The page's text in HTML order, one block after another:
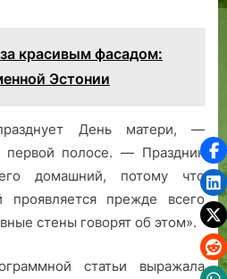
красивым фасадом:
Эстонии
День матери, —
первой полосе. — Праздник
домашний, потому что
проявляется прежде всего
стены говорят об этом».
статьи выражала